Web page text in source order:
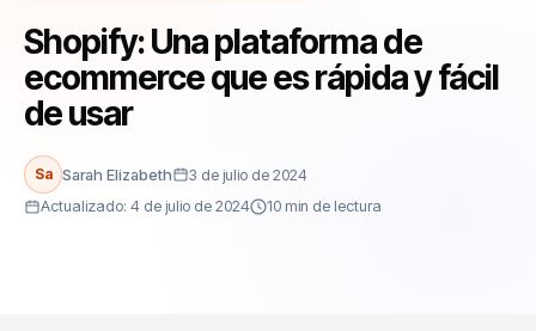
Shopify: Una plataforma de
ecommerce que es rápida y fácil
de usar
Sa Sarah Elizabeth
3 de julio de 2024
Actualizado: 4 de julio de 2024
10 min de lectura